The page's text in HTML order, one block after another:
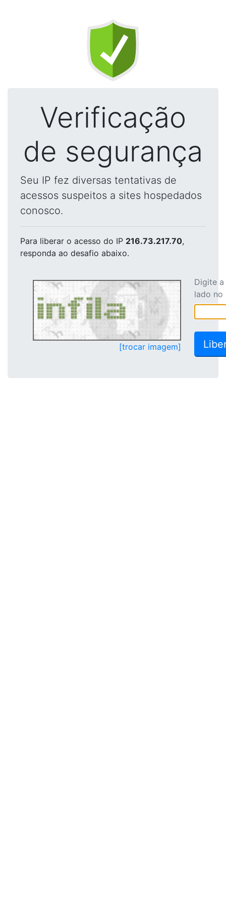
Verificação
de segurança
Seu IP fez diversas tentativas de
acessos suspeitos a sites hospedados
conosco.
Para liberar o acesso do IP 216.73.217.70,
responda ao desafio abaixo.
[trocar imagem]
Digite
lado no